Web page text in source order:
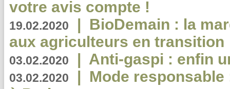
votre avis compte !
19.02.2020 | BioDemain : la
aux agriculteurs en transition
03.02.2020 | Anti-gaspi : enfin
03.02.2020 | Mode